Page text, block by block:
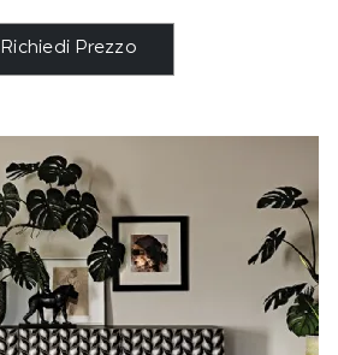
Richiedi Prezzo